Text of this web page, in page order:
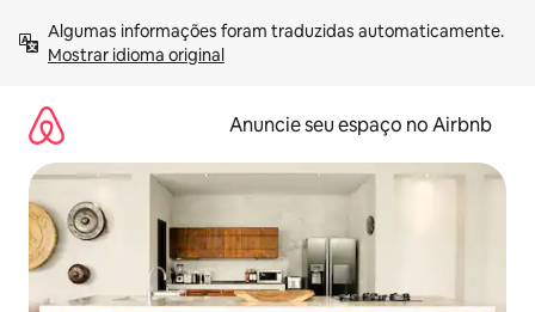
para
Mostrar idioma original
Anuncie seu espaço no Airbnb